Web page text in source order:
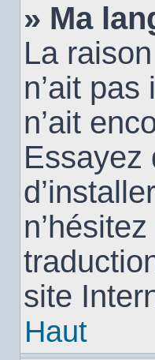
» Ma
La
n’ait
n’ait
Essayez
site
Haut